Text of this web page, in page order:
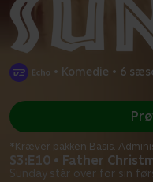
• Komedie • 6
S3:E10 • Father
Sunday står over for sin
*Kræver pakken Basis.